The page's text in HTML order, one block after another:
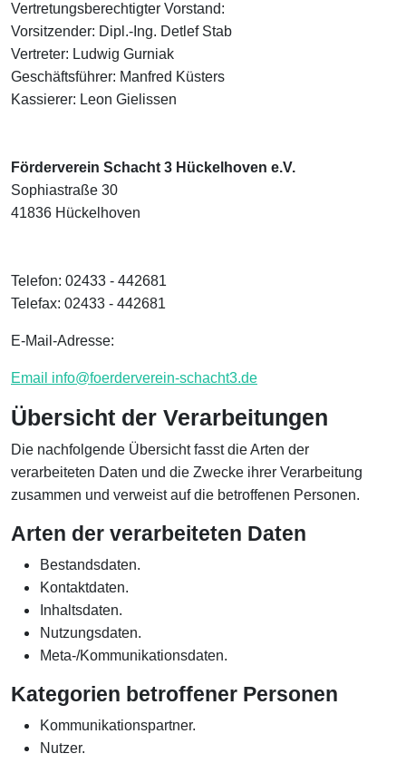
Vertretungsberechtigter Vorstand:
Vorsitzender: Dipl.-Ing. Detlef Stab
Vertreter: Ludwig Gurniak
Geschäftsführer: Manfred Küsters
Kassierer: Leon Gielissen
Förderverein Schacht 3 Hückelhoven e.V.
Sophiastraße 30
41836 Hückelhoven
Telefon: 02433 - 442681
Telefax: 02433 - 442681
E-Mail-Adresse:
Email info@foerderverein-schacht3.de
Übersicht der Verarbeitungen
Die nachfolgende Übersicht fasst die Arten der
verarbeiteten Daten und die Zwecke ihrer Verarbeitung
zusammen und verweist auf die betroffenen Personen.
Arten der verarbeiteten Daten
Bestandsdaten.
Kontaktdaten.
Inhaltsdaten.
Nutzungsdaten.
Meta-/Kommunikationsdaten.
Kategorien betroffener Personen
Kommunikationspartner.
Nutzer.